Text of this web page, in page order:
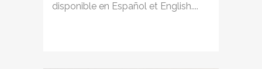
disponible en Español et English....